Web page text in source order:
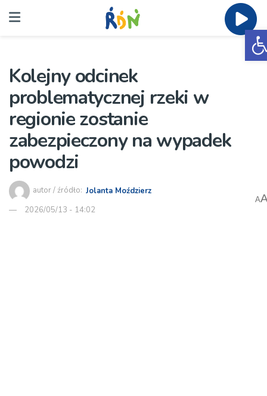
Kolejny odcinek
problematycznej rzeki w
regionie zostanie
zabezpieczony na wypadek
powodzi
autor / źródło: Jolanta Moździerz
2026/05/13 - 14:02
A